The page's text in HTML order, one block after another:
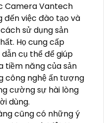
Camera Vantech
đến việc đào tạo và
sử dụng sản
Họ cung cấp
cụ thể để giúp
tiềm năng của sản
công nghệ ấn tượng
cường sự hài lòng
dùng.
cũng có những ý